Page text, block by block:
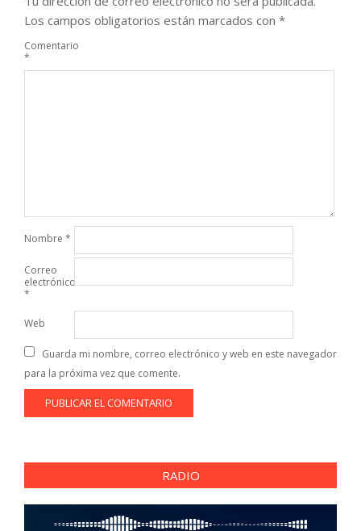
Los campos obligatorios están marcados con *
Comentario
*
Nombre *
Correo
electrónico
*
Web
Guarda mi nombre, correo electrónico y web en este navegador
para la próxima vez que comente.
RADIO